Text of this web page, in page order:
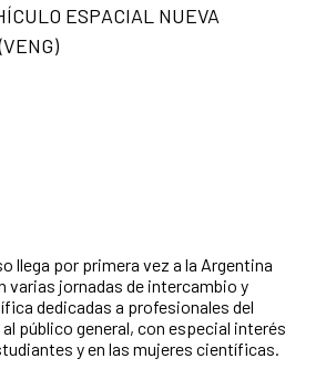
llega por primera vez a la Argentina
varias jornadas de intercambio y
dedicadas a profesionales del
público general, con especial interés
y en las mujeres científicas.
ESPACIAL NUEVA